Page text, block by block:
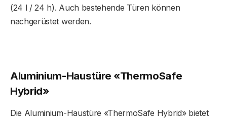
(24 l / 24 h). Auch bestehende Türen können
nachgerüstet werden.
Aluminium-Haustüre «ThermoSafe
Hybrid»
Die Aluminium-Haustüre «ThermoSafe Hybrid» bietet